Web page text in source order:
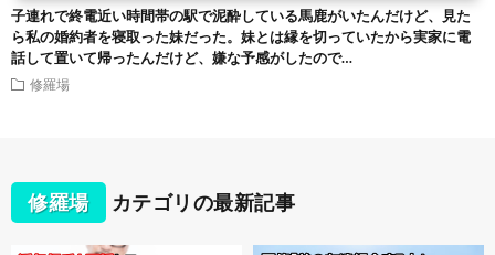
子連れで終電近い時間帯の駅で泥酔している馬鹿がいたんだけど、見た
ら私の婚約者を寝取った妹だった。妹とは縁を切っていたから実家に電
話して置いて帰ったんだけど、嫌な予感がしたので…
修羅場
修羅場 カテゴリの最新記事